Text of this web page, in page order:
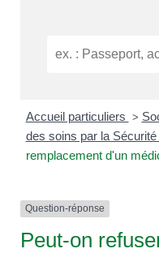
Accueil particuliers >
des soins par la
remplacement d'un
Question-réponse
Peut-on